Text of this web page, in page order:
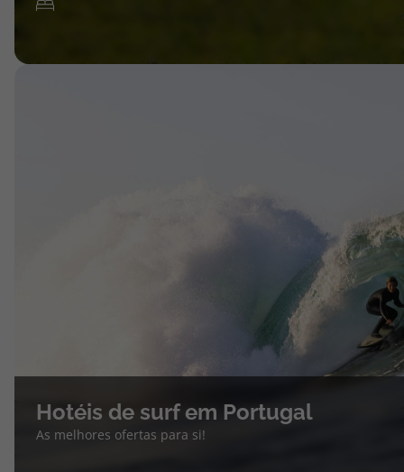
Hotéis de surf em Portugal
As melhores ofertas para si!